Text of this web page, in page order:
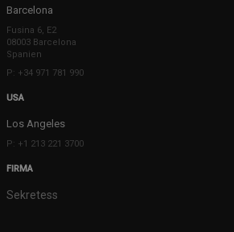
Barcelona
Fusina 6, E2
08003 Barcelona
Spanien
P: +34 971 781 990
USA
Los Angeles
P: +1 213 221 3700
FIRMA
Sekretess